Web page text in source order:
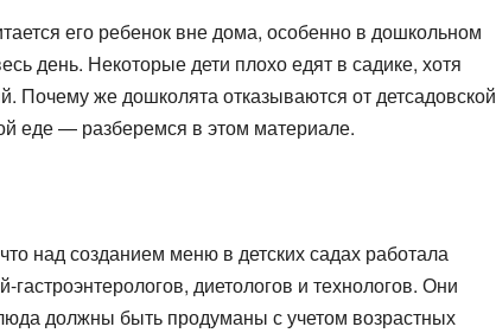
его ребенок вне дома, особенно в дошкольном
день. Некоторые дети плохо едят в садике, хотя
Почему же дошколята отказываются от детсадовской
еде — разберемся в этом материале.
над созданием меню в детских садах работала
диетологов и технологов. Они
должны быть продуманы с учетом возрастных